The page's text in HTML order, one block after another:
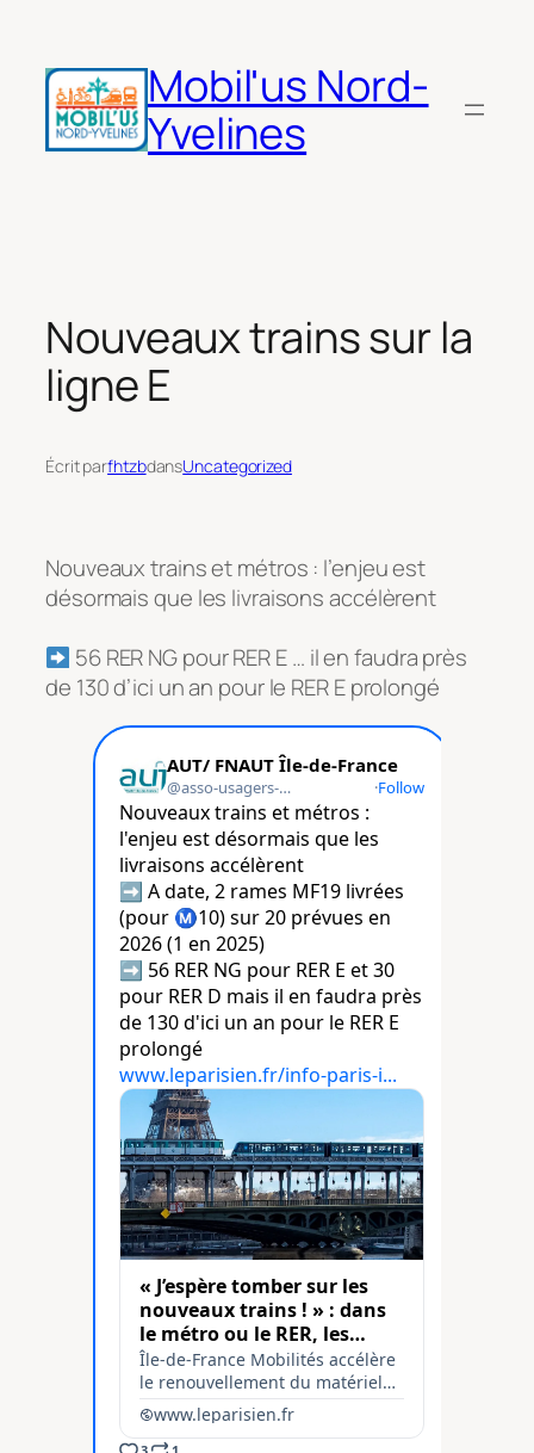
contenu
Mobil'us Nord-
Yvelines
Nouveaux trains sur la
ligne E
Écrit parfhtzbdansUncategorized
Nouveaux trains et métros : l’enjeu est
désormais que les livraisons accélèrent
56 RER NG pour RER E … il en faudra près
de 130 d’ici un an pour le RER E prolongé